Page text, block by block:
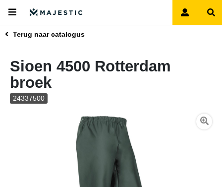
Terug naar catalogus
Sioen 4500 Rotterdam
broek
24337500